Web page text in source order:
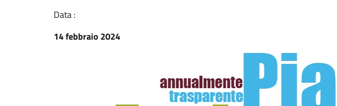
Data :
14 febbraio 2024